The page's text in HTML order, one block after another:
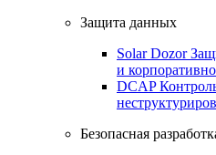
Защита данных
Solar Dozor
и
DCAP
Безопасная